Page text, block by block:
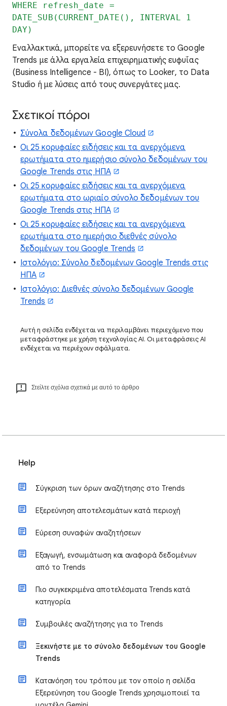
WHERE refresh_date =
DATE_SUB(CURRENT_DATE(), INTERVAL 1
DAY)
Εναλλακτικά, μπορείτε να εξερευνήσετε το Google
Trends με άλλα εργαλεία επιχειρηματικής ευφυΐας
(Business Intelligence - BI), όπως το Looker, το Data
Studio ή με λύσεις από τους συνεργάτες μας.
Σχετικοί πόροι
Σύνολα δεδομένων Google Cloud
Οι 25 κορυφαίες ειδήσεις και τα ανερχόμενα
ερωτήματα στο ημερήσιο σύνολο δεδομένων του
Google Trends στις ΗΠΑ
Οι 25 κορυφαίες ειδήσεις και τα ανερχόμενα
ερωτήματα στο ωριαίο σύνολο δεδομένων του
Google Trends στις ΗΠΑ
Οι 25 κορυφαίες ειδήσεις και τα ανερχόμενα
ερωτήματα στο ημερήσιο διεθνές σύνολο
δεδομένων του Google Trends
Ιστολόγιο: Σύνολο δεδομένων Google Trends στις
ΗΠΑ
Ιστολόγιο: Διεθνές σύνολο δεδομένων Google
Trends
Αυτή η σελίδα ενδέχεται να περιλαμβάνει περιεχόμενο που
μεταφράστηκε με χρήση τεχνολογίας AI. Οι μεταφράσεις AI
ενδέχεται να περιέχουν σφάλματα.
Στείλτε σχόλια σχετικά με αυτό το άρθρο
Help
Σύγκριση των όρων αναζήτησης στο Trends
Εξερεύνηση αποτελεσμάτων κατά περιοχή
Εύρεση συναφών αναζητήσεων
Εξαγωγή, ενσωμάτωση και αναφορά δεδομένων
από το Trends
Πιο συγκεκριμένα αποτελέσματα Trends κατά
κατηγορία
Συμβουλές αναζήτησης για το Trends
Ξεκινήστε με το σύνολο δεδομένων του Google
Trends
Κατανόηση του τρόπου με τον οποίο η σελίδα
Εξερεύνηση του Google Trends χρησιμοποιεί τα